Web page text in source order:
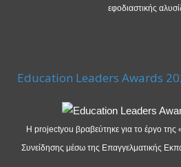
εφοδιαστικής
Education Leaders Awards
Η projectyou βραβεύτηκε για το έργο της
Συνείδησης μέσω της Επαγγελματικής